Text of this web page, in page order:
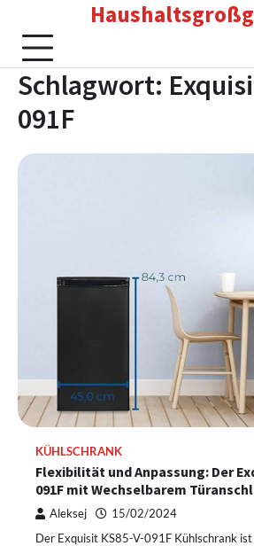
content
Schlagwort:
091F
KÜHLSCHRANK
Flexibilität und Anpassung: Der
091F mit Wechselbarem
Aleksej 15/02/2024
Der Exquisit KS85-V-091F Kühlschrank ist